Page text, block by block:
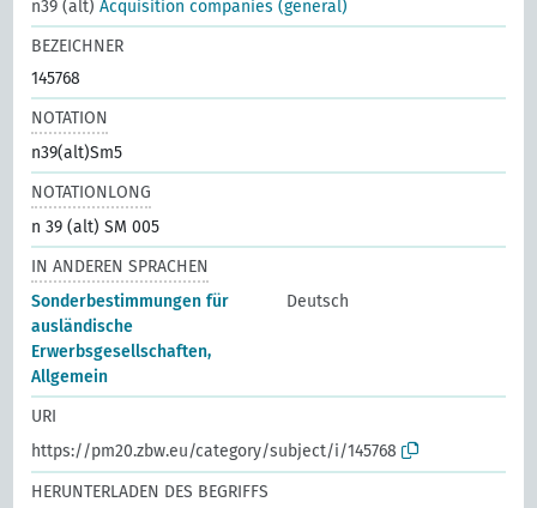
n39 (alt)Acquisition companies (general)
BEZEICHNER
145768
NOTATION
n39(alt)Sm5
NOTATIONLONG
n 39 (alt) SM 005
IN ANDEREN SPRACHEN
Sonderbestimmungen für
ausländische
Erwerbsgesellschaften,
Allgemein
Deutsch
URI
https://pm20.zbw.eu/category/subject/i/145768
HERUNTERLADEN DES BEGRIFFS